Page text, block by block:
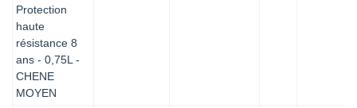
Protection
haute
résistance 8
ans - 0,75L -
CHENE
MOYEN